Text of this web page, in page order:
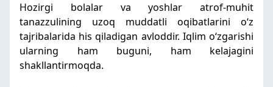
Hozirgi bolalar va yoshlar atrof-muhit
tanazzulining uzoq muddatli oqibatlarini oʻz
tajribalarida his qiladigan avloddir. Iqlim oʻzgarishi
ularning ham buguni, ham kelajagini
shakllantirmoqda.